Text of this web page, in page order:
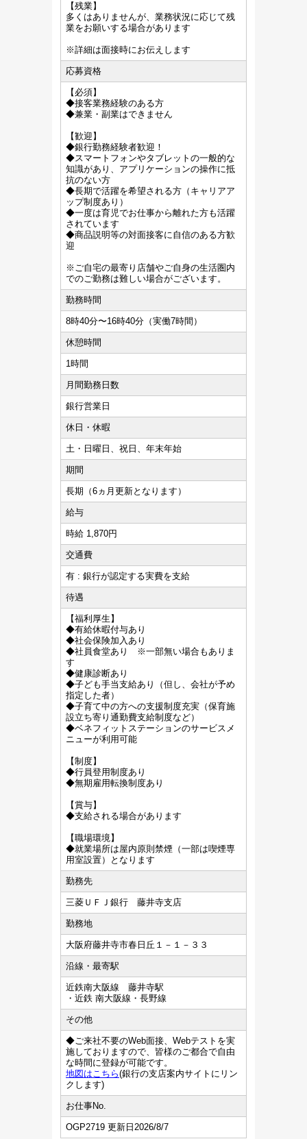
【残業】
多くはありませんが、業務状況に応じて残
業をお願いする場合があります
※詳細は面接時にお伝えします
応募資格
【必須】
◆接客業務経験のある方
◆兼業・副業はできません
【歓迎】
◆銀行勤務経験者歓迎！
◆スマートフォンやタブレットの一般的な
知識があり、アプリケーションの操作に抵
抗のない方
◆長期で活躍を希望される方（キャリアア
ップ制度あり）
◆一度は育児でお仕事から離れた方も活躍
されています
◆商品説明等の対面接客に自信のある方歓
迎
※ご自宅の最寄り店舗やご自身の生活圏内
でのご勤務は難しい場合がございます。
勤務時間
8時40分〜16時40分（実働7時間）
休憩時間
1時間
月間勤務日数
銀行営業日
休日・休暇
土・日曜日、祝日、年末年始
期間
長期（6ヵ月更新となります）
給与
時給 1,870円
交通費
有 : 銀行が認定する実費を支給
待遇
【福利厚生】
◆有給休暇付与あり
◆社会保険加入あり
◆社員食堂あり ※一部無い場合もありま
す
◆健康診断あり
◆子ども手当支給あり（但し、会社が予め
指定した者）
◆子育て中の方への支援制度充実（保育施
設立ち寄り通勤費支給制度など）
◆ベネフィットステーションのサービスメ
ニューが利用可能
【制度】
◆行員登用制度あり
◆無期雇用転換制度あり
【賞与】
◆支給される場合があります
【職場環境】
◆就業場所は屋内原則禁煙（一部は喫煙専
用室設置）となります
勤務先
三菱ＵＦＪ銀行 藤井寺支店
勤務地
大阪府藤井寺市春日丘１－１－３３
沿線・最寄駅
近鉄南大阪線 藤井寺駅
・近鉄 南大阪線・長野線
その他
◆ご来社不要のWeb面接、Webテストを実
施しておりますので、皆様のご都合で自由
な時間に登録が可能です。
地図はこちら(銀行の支店案内サイトにリン
クします)
お仕事No.
OGP2719 更新日2026/8/7